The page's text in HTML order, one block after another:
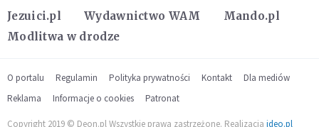
Jezuici.pl Wydawnictwo WAM
Mando.pl
Modlitwa w drodze
O portalu Regulamin Polityka prywatności Kontakt
Dla mediów
Reklama
Informacje o cookies Patronat
Copyright 2019 © Deon.pl Wszystkie prawa zastrzeżone. Realizacja ideo.pl